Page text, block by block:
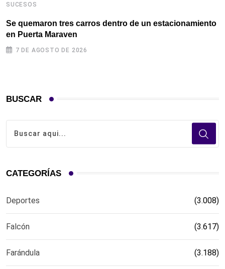
SUCESOS
Se quemaron tres carros dentro de un estacionamiento
en Puerta Maraven ‎
7 DE AGOSTO DE 2026
BUSCAR
CATEGORÍAS
Deportes (3.008)
Falcón (3.617)
Farándula (3.188)